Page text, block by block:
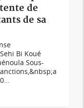
de
de sa
Bi Koué
Sous-